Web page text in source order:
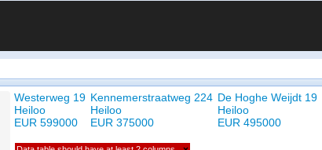
Westerweg 19
Heiloo
EUR 599000
Kennemerstraatweg 224
Heiloo
EUR 375000
De Hoghe Weijdt 19
Heiloo
EUR 495000